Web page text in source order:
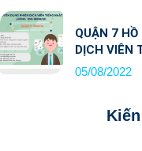
QUẬN 7
DỊCH VIÊN
05/08/2022